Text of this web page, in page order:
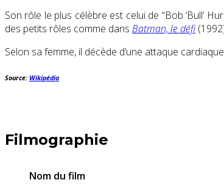
Son rôle le plus célèbre est celui de “Bob ‘Bull’
des petits rôles comme dans Batman, le défi
Selon sa femme, il décède d’une attaque
Source: Wikipédia
Filmographie
Nom du film